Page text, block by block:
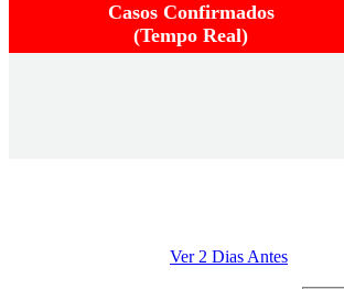
Casos Confirmados
(Tempo Real)
Ver 2 Dias Antes